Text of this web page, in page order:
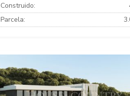
Construido:
Parcela: